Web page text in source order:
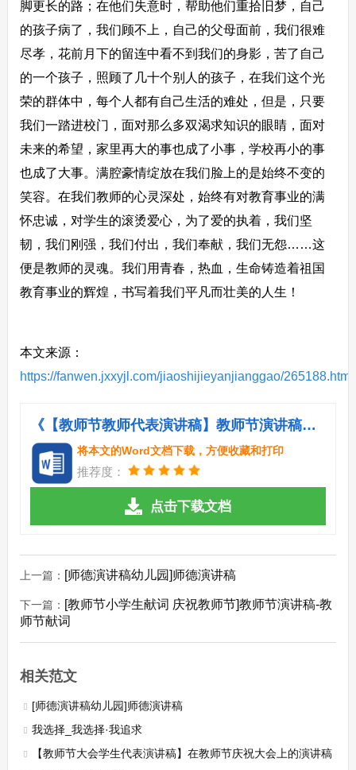
脚更长的路；在他们失意时，帮助他们重拾旧梦，自己
的孩子病了，我们顾不上，自己的父母面前，我们很难
尽孝，花前月下的留连中看不到我们的身影，苦了自己
的一个孩子，照顾了几十个别人的孩子，在我们这个光
荣的群体中，每个人都有自己生活的难处，但是，只要
我们一踏进校门，面对那么多双渴求知识的眼睛，面对
未来的希望，家里再大的事也成了小事，学校再小的事
也成了大事。满腔豪情绽放在我们脸上的是始终不变的
笑容。在我们教师的心灵深处，始终有对教育事业的满
怀忠诚，对学生的滚烫爱心，为了爱的执着，我们坚
韧，我们刚强，我们付出，我们奉献，我们无怨……这
便是教师的灵魂。我们用青春，热血，生命铸造着祖国
教育事业的辉煌，书写着我们平凡而壮美的人生！
本文来源：
https://fanwen.jxxyjl.com/jiaoshijieyanjianggao/265188.html
《【教师节教师代表演讲稿】教师节演讲稿：为了爱的执着.doc》
将本文的Word文档下载，方便收藏和打印
推荐度：
点击下载文档
上一篇： [师德演讲稿幼儿园]师德演讲稿
下一篇：
[教师节小学生献词 庆祝教师节]教师节演讲稿-教
师节献词
相关范文
[师德演讲稿幼儿园]师德演讲稿
我选择_我选择·我追求
【教师节大会学生代表演讲稿】在教师节庆祝大会上的演讲稿